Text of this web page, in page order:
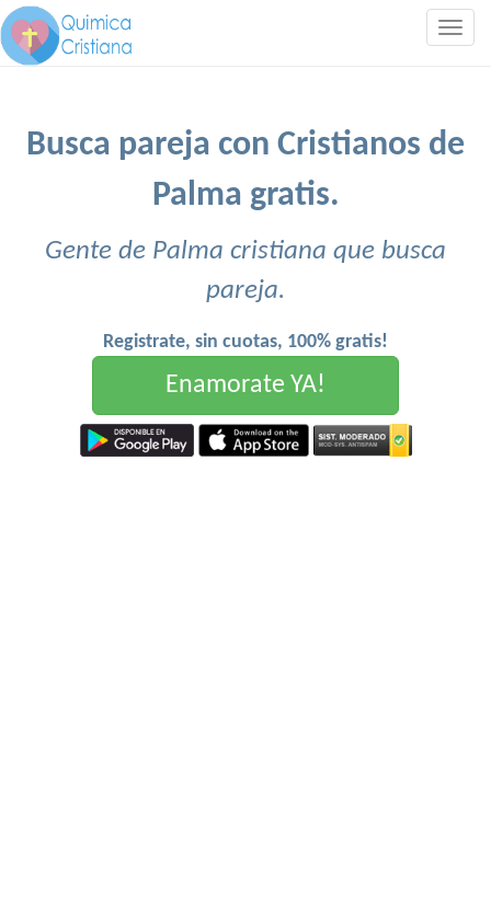
Busca pareja con Cristianos de
Palma gratis.
Gente de Palma cristiana que busca
pareja.
Registrate, sin cuotas, 100% gratis!
Enamorate YA!